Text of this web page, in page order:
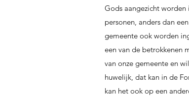
Gods aangezicht worden
personen, anders dan
gemeente ook worden
een van de betrokkenen
van onze gemeente en
huwelijk, dat kan in de
kan het ook op een